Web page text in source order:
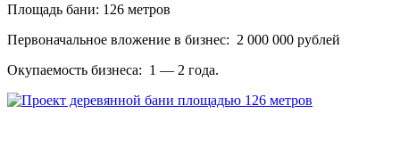
Площадь бани: 126 метров
Первоначальное вложение в бизнес: 2 000 000 рублей
Окупаемость бизнеса: 1 — 2 года.